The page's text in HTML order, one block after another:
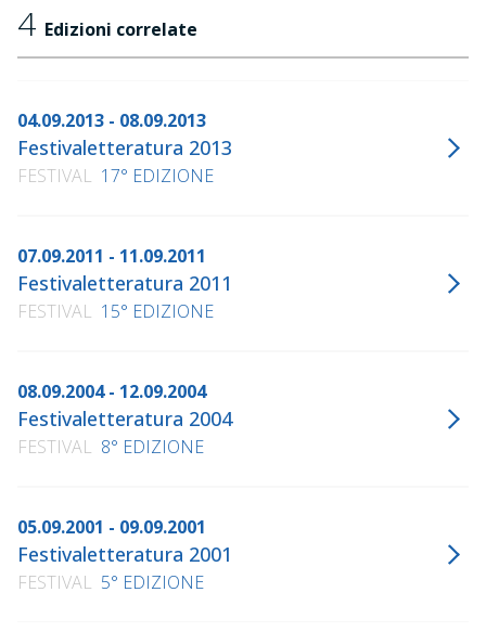
4 Edizioni correlate
04.09.2013 - 08.09.2013
Festivaletteratura 2013
FESTIVAL 17° EDIZIONE
07.09.2011 - 11.09.2011
Festivaletteratura 2011
FESTIVAL 15° EDIZIONE
08.09.2004 - 12.09.2004
Festivaletteratura 2004
FESTIVAL 8° EDIZIONE
05.09.2001 - 09.09.2001
Festivaletteratura 2001
FESTIVAL 5° EDIZIONE